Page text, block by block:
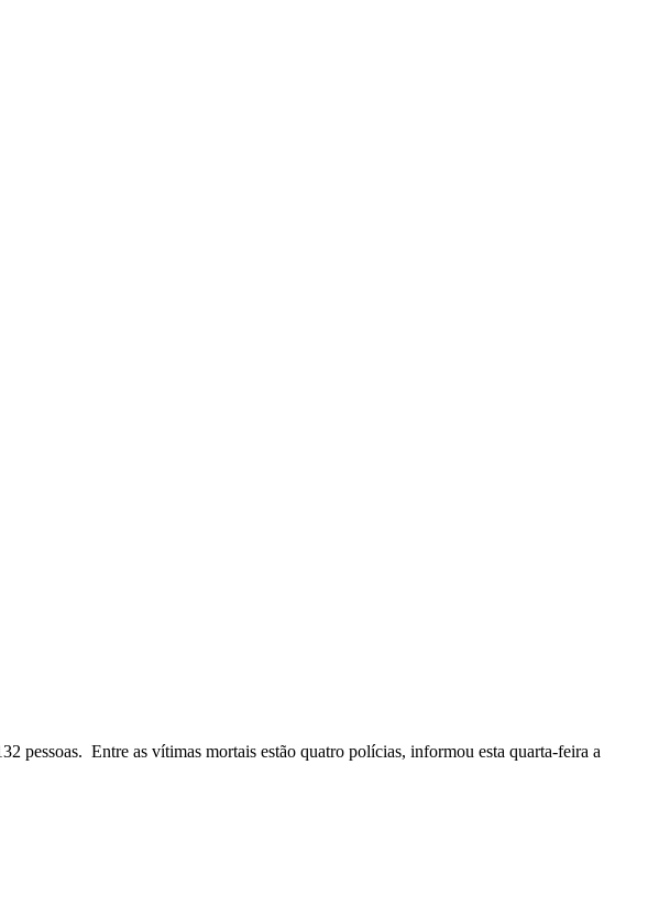
pessoas. Entre as vítimas mortais estão quatro polícias, informou esta quarta-feira a